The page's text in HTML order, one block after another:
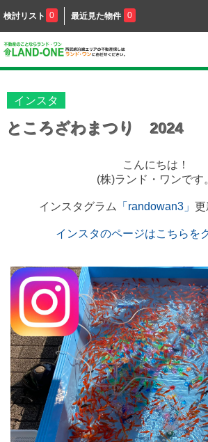
検討リスト 0 最近見た物件 0
インスタ
ところざわまつり 2024
こんにちは！
(株)ランド・ワンです
インスタグラム 「randowan3」 更
インスタのページはこちらを